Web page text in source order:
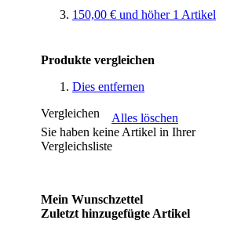
150,00 € und höher 1 Artikel
Produkte vergleichen
Dies entfernen
Vergleichen
Alles löschen
Sie haben keine Artikel in Ihrer
Vergleichsliste
Mein Wunschzettel
Zuletzt hinzugefügte Artikel